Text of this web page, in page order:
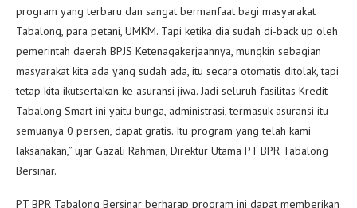
program yang terbaru dan sangat bermanfaat bagi masyarakat
Tabalong, para petani, UMKM. Tapi ketika dia sudah di-back up oleh
pemerintah daerah BPJS Ketenagakerjaannya, mungkin sebagian
masyarakat kita ada yang sudah ada, itu secara otomatis ditolak, tapi
tetap kita ikutsertakan ke asuransi jiwa. Jadi seluruh fasilitas Kredit
Tabalong Smart ini yaitu bunga, administrasi, termasuk asuransi itu
semuanya 0 persen, dapat gratis. Itu program yang telah kami
laksanakan,” ujar Gazali Rahman, Direktur Utama PT BPR Tabalong
Bersinar.
PT BPR Tabalong Bersinar berharap program ini dapat memberikan